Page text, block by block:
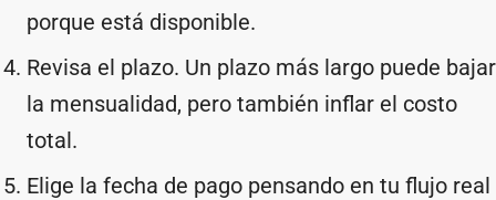
porque está disponible.
Revisa el plazo. Un plazo más largo puede bajar
la mensualidad, pero también inflar el costo
total.
Elige la fecha de pago pensando en tu flujo real